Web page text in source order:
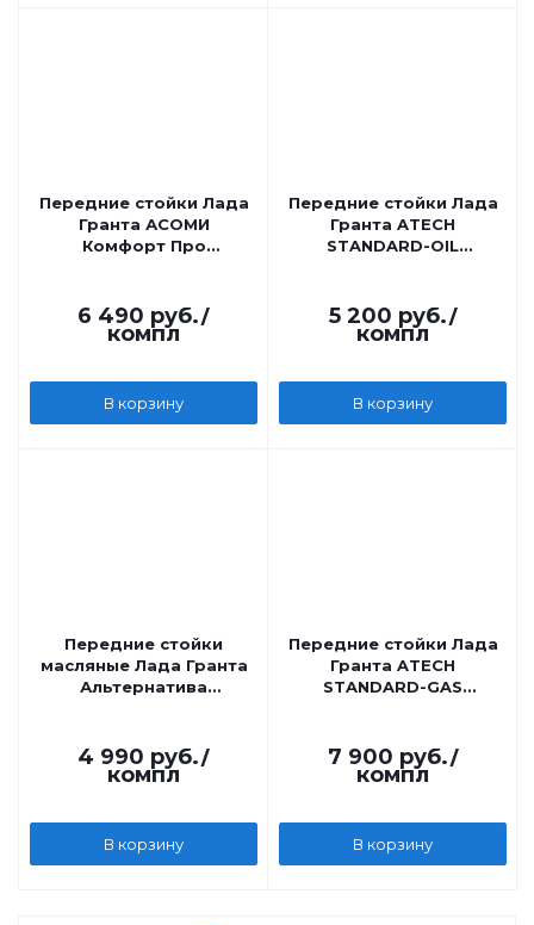
Передние стойки Лада
Гранта АСОМИ
Комфорт Про
6 490 руб./
компл
В корзину
Передние стойки Лада
Гранта ATECH
STANDARD-OIL
5 200 руб./
компл
В корзину
Передние стойки
масляные Лада Гранта
Альтернатива
4 990 руб./
компл
В корзину
Передние стойки Лада
Гранта ATECH
STANDARD-GAS
7 900 руб./
компл
В корзину